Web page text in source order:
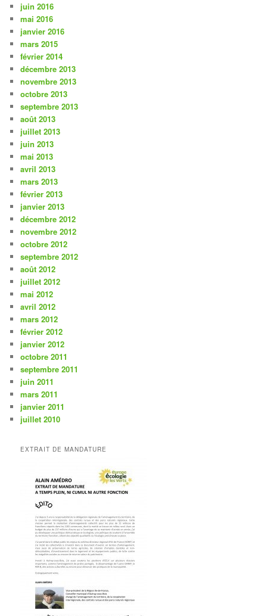
juin 2016
mai 2016
janvier 2016
mars 2015
février 2014
décembre 2013
novembre 2013
octobre 2013
septembre 2013
août 2013
juillet 2013
juin 2013
mai 2013
avril 2013
mars 2013
février 2013
janvier 2013
décembre 2012
novembre 2012
octobre 2012
septembre 2012
août 2012
juillet 2012
mai 2012
avril 2012
mars 2012
février 2012
janvier 2012
octobre 2011
septembre 2011
juin 2011
mars 2011
janvier 2011
juillet 2010
EXTRAIT DE MANDATURE